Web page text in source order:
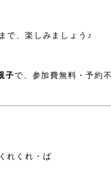
で、楽しみましょう♪
子で、参加費無料・予約
れくれ・ば